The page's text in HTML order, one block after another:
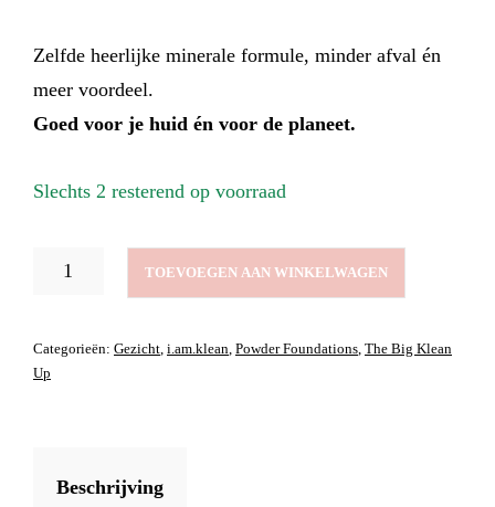
Zelfde heerlijke minerale formule, minder afval én
meer voordeel.
Goed voor je huid én voor de planeet.
Slechts 2 resterend op voorraad
MINERAL
FOUNDATION
PROUD
PINK
TOEVOEGEN AAN WINKELWAGEN
Categorieën: Gezicht i.am.klean Powder Foundations The Big Klean
Up
Beschrijving